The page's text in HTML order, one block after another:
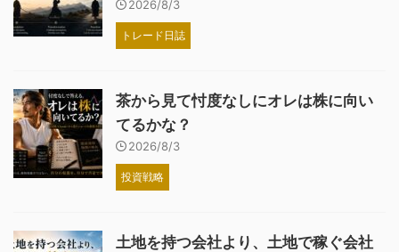
2026/8/3
トレード日誌
茶から見て忖度なしにオレは株に向い
てるかな？
2026/8/3
投資戦略
土地を持つ会社より、土地で稼ぐ会社